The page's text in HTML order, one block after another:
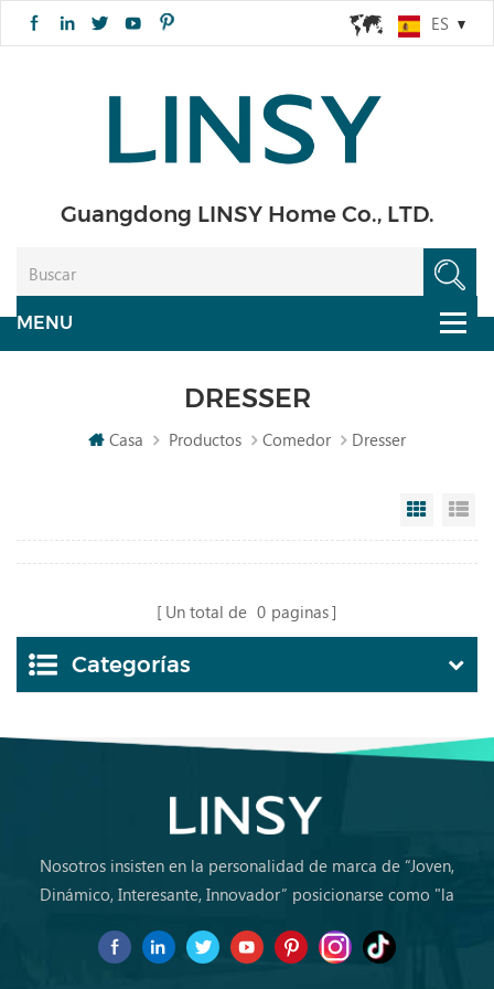
ES
Guangdong LINSY Home Co., LTD.
DRESSER
Casa Productos Comedor Dresser
Grid
Un total de 0 paginas
Categorías
Nosotros insisten en la personalidad de marca de “Joven,
Dinámico, Interesante, Innovador” posicionarse como "la
por primera vez.